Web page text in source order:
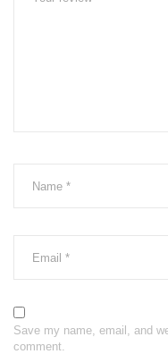
Save my name, email, and
comment.